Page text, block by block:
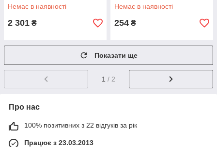
Немає в наявності
2 301 ₴
Немає в наявності
254 ₴
Показати ще
1 / 2
Про нас
100% позитивних з 22 відгуків за рік
Працює з 23.03.2013